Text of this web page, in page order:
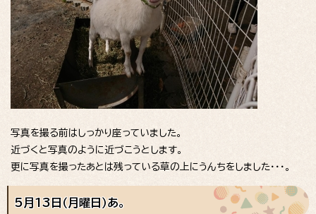
写真を撮る前はしっかり座っていました。
近づくと写真のように近づこうとします。
更に写真を撮ったあとは残っている草の上にうんちをしました・・・。
5月13日（月曜日）あ。